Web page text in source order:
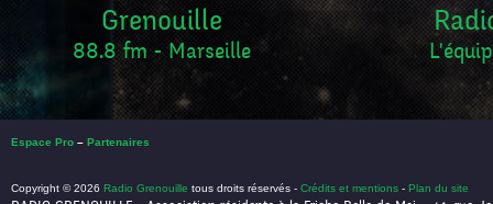
Grenouille
88.8 fm - Marseille
Espace Pro – Partenaires
Copyright © 2026 Radio Grenouille tous droits réservés - Crédits et mentions - Plan du site